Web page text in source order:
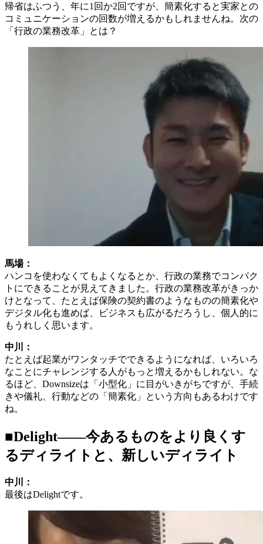
帰省はふつう、年に1回か2回ですが、簡素化すると実家との
コミュニケーションの回数が増えるかもしれませんね。次の
「行政の業務改革」とは？
馬場：
ハンコを使わなくてもよくなるとか、行政の業務でコンパク
トにできることが見えてきました。行政の業務改革がきっか
けとなって、たとえば保険の契約書のようなものの簡素化や
デジタル化も進めば、ビジネスも広がるだろうし、個人的に
もうれしく思います。
中川：
たとえば起業がワンタッチでできるようになれば、いろいろ
なことにチャレンジする人がもっと増えるかもしれない。な
るほど、Downsizeは「小型化」に目がいきがちですが、手続
きや儀礼、行動などの「簡素化」という方向もあるわけです
ね。
■Delight――今あるものをより良くす
るディライトと、新しいディライト
中川：
最後はDelightです。